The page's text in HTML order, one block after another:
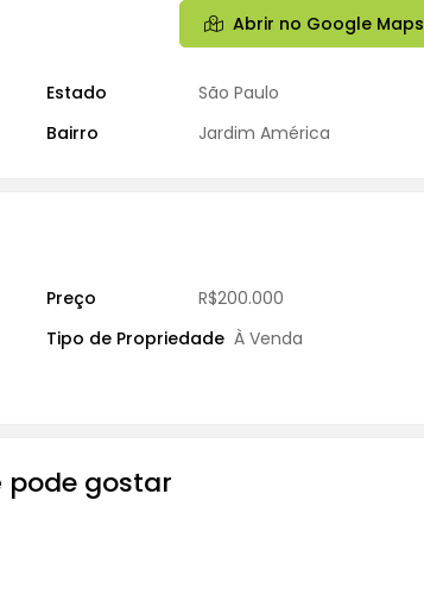
Abrir no Google Maps
Estado
São Paulo
Bairro Jardim América
Preço
R$200.000
Tipo de Propriedade À Venda
pode gostar